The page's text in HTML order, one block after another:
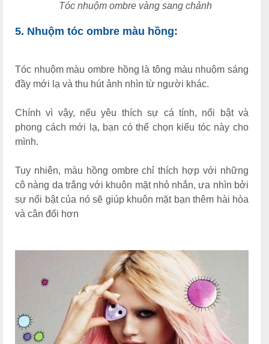
Tóc nhuộm ombre vàng sang chảnh
5. Nhuộm tóc ombre màu hồng:
Tóc nhuộm màu ombre hồng là tông màu nhuộm sáng
đầy mới lạ và thu hút ảnh nhìn từ người khác.
Chính vì vậy, nếu yêu thích sự cá tính, nổi bật và
phong cách mới lạ, bạn có thể chọn kiểu tóc này cho
mình.
Tuy nhiên, màu hồng ombre chỉ thích hợp với những
cô nàng da trắng với khuôn mặt nhỏ nhắn, ưa nhìn bởi
sự nổi bật của nó sẽ giúp khuôn mặt bạn thêm hài hòa
và cân đối hơn